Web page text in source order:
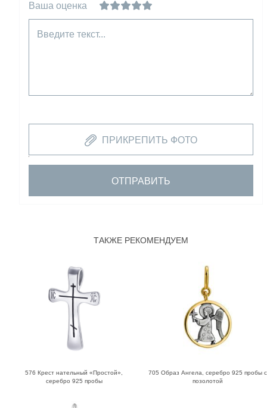
Ваша оценка
Введите текст...
ПРИКРЕПИТЬ ФОТО
ОТПРАВИТЬ
ТАКЖЕ РЕКОМЕНДУЕМ
576 Крест нательный «Простой»,
серебро 925 пробы
705 Образ Ангела, серебро 925 пробы с
позолотой